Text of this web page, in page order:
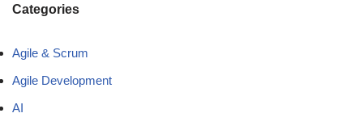
Categories
Agile & Scrum
Agile Development
AI